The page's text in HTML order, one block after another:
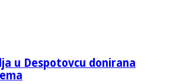
u Despotovcu donirana